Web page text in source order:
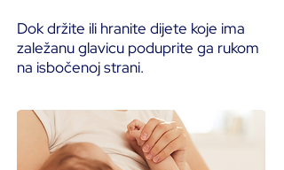
Dok držite ili hranite dijete koje ima
zaležanu glavicu poduprite ga rukom
na isbočenoj strani.